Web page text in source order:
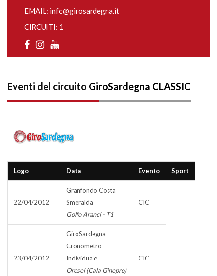
EMAIL: info@girosardegna.it
CIRCUITI: 1
Eventi del circuito GiroSardegna CLASSIC
Logo Data Evento Sport
22/04/2012
Granfondo Costa
Smeralda
Golfo Aranci - T1
CIC
23/04/2012
GiroSardegna -
Cronometro
Individuale
Orosei (Cala Ginepro)
CIC